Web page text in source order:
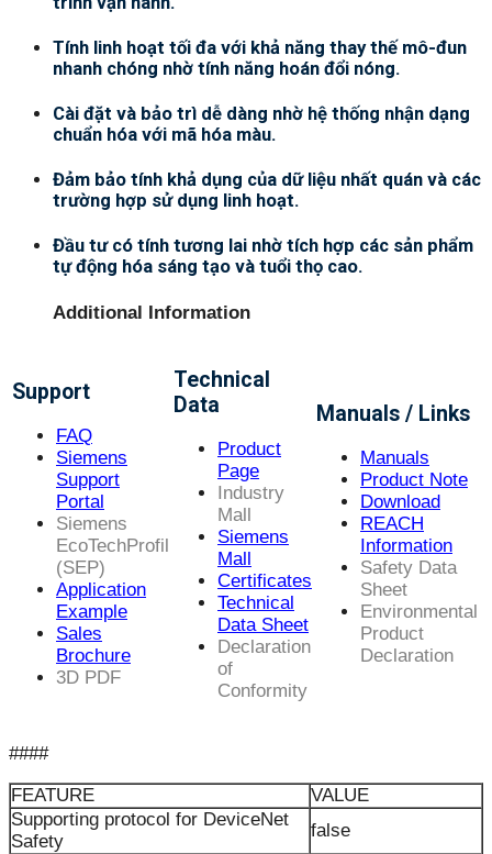
Tính linh hoạt tối đa với khả năng thay thế mô-đun
nhanh chóng nhờ tính năng hoán đổi nóng.
Cài đặt và bảo trì dễ dàng nhờ hệ thống nhận dạng
chuẩn hóa với mã hóa màu.
Đảm bảo tính khả dụng của dữ liệu nhất quán và các
trường hợp sử dụng linh hoạt.
Đầu tư có tính tương lai nhờ tích hợp các sản phẩm
tự động hóa sáng tạo và tuổi thọ cao.
Additional Information
Support
FAQ
Siemens
Support
Portal
Siemens
EcoTechProfil
(SEP)
Application
Example
Sales
Brochure
3D PDF
Technical
Data
Product
Page
Industry
Mall
Siemens
Mall
Certificates
Technical
Data Sheet
Declaration
of
Conformity
Manuals / Links
Manuals
Product Note
Download
REACH
Information
Safety Data
Sheet
Environmental
Product
Declaration
####
FEATURE
VALUE
Supporting protocol for DeviceNet
Safety
false